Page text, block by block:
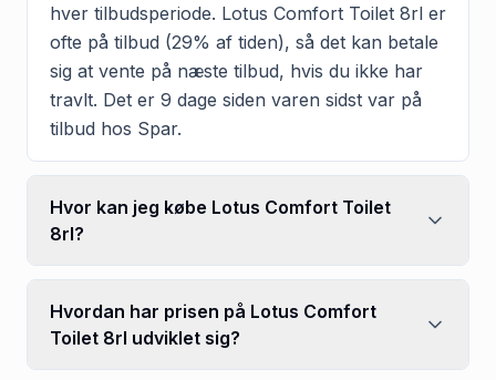
hver tilbudsperiode. Lotus Comfort Toilet 8rl er
ofte på tilbud (29% af tiden), så det kan betale
sig at vente på næste tilbud, hvis du ikke har
travlt. Det er 9 dage siden varen sidst var på
tilbud hos Spar.
Hvor kan jeg købe Lotus Comfort Toilet
8rl?
Hvordan har prisen på Lotus Comfort
Toilet 8rl udviklet sig?